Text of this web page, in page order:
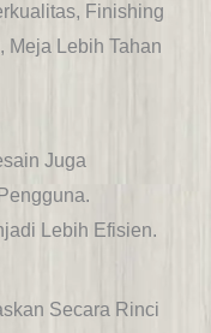
Finishing
Meja Lebih Tahan
Juga
Lebih Efisien.
Secara Rinci